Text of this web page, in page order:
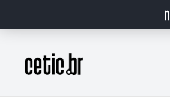
Página inicial